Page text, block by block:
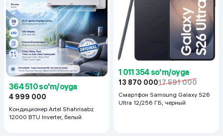
364 510 so'm/oyga
4 999 000
Кондиционер Artel Shahrisabz
12000 BTU Inverter, белый
1 011 354 so'm/oyga
13 870 00017 591 000
Смартфон Samsung Galaxy S26
Ultra 12/256 ГБ, черный